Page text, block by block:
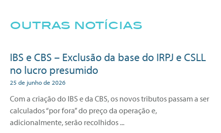
outras notícias
IBS e CBS – Exclusão da base do IRPJ e CSLL
no lucro presumido
25 de junho de 2026
Com a criação do IBS e da CBS, os novos tributos passam a ser
calculados “por fora” do preço da operação e,
adicionalmente, serão recolhidos